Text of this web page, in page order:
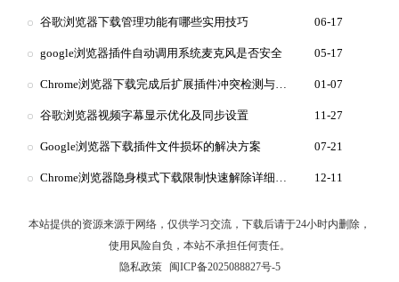
谷歌浏览器下载管理功能有哪些实用技巧 06-17
google浏览器插件自动调用系统麦克风是否安全 05-17
Chrome浏览器下载完成后扩展插件冲突检测与管理优化操作 01-07
谷歌浏览器视频字幕显示优化及同步设置 11-27
Google浏览器下载插件文件损坏的解决方案 07-21
Chrome浏览器隐身模式下载限制快速解除详细教程 12-11
本站提供的资源来源于网络，仅供学习交流，下载后请于24小时内删除，
使用风险自负，本站不承担任何责任。
隐私政策
闽ICP备2025088827号-5